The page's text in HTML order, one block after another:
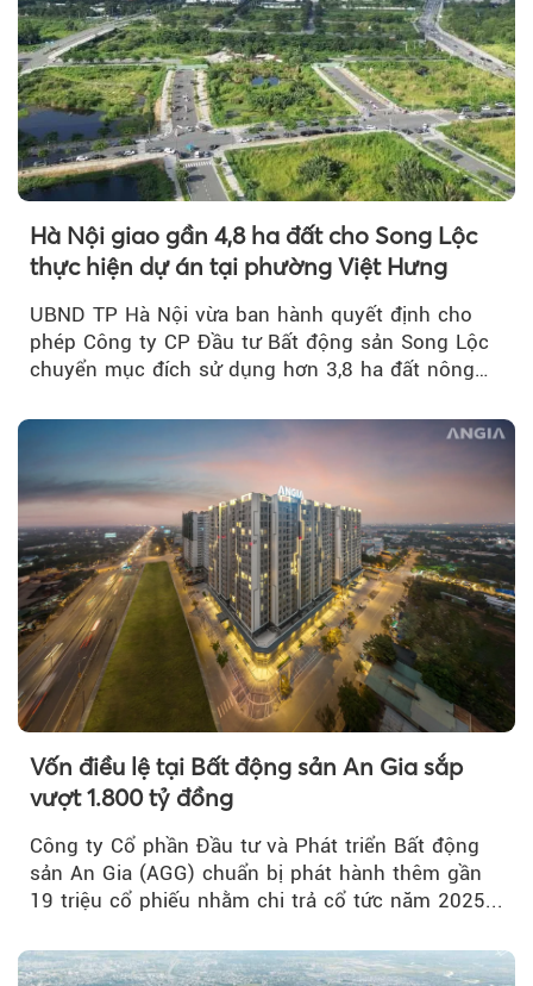
Hà Nội giao gần 4,8 ha đất cho Song Lộc
thực hiện dự án tại phường Việt Hưng
UBND TP Hà Nội vừa ban hành quyết định cho
phép Công ty CP Đầu tư Bất động sản Song Lộc
chuyển mục đích sử dụng hơn 3,8 ha đất nông
Vốn điều lệ tại Bất động sản An Gia sắp
vượt 1.800 tỷ đồng
Công ty Cổ phần Đầu tư và Phát triển Bất động
sản An Gia (AGG) chuẩn bị phát hành thêm gần
19 triệu cổ phiếu nhằm chi trả cổ tức năm 2025...